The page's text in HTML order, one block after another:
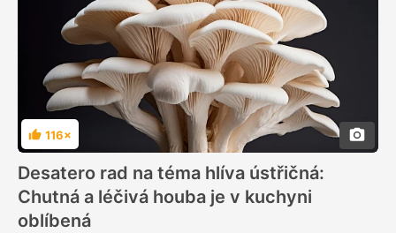
Hodnocení
116×
Desatero rad na téma hlíva ústřičná:
Chutná a léčivá houba je v kuchyni
oblíbená